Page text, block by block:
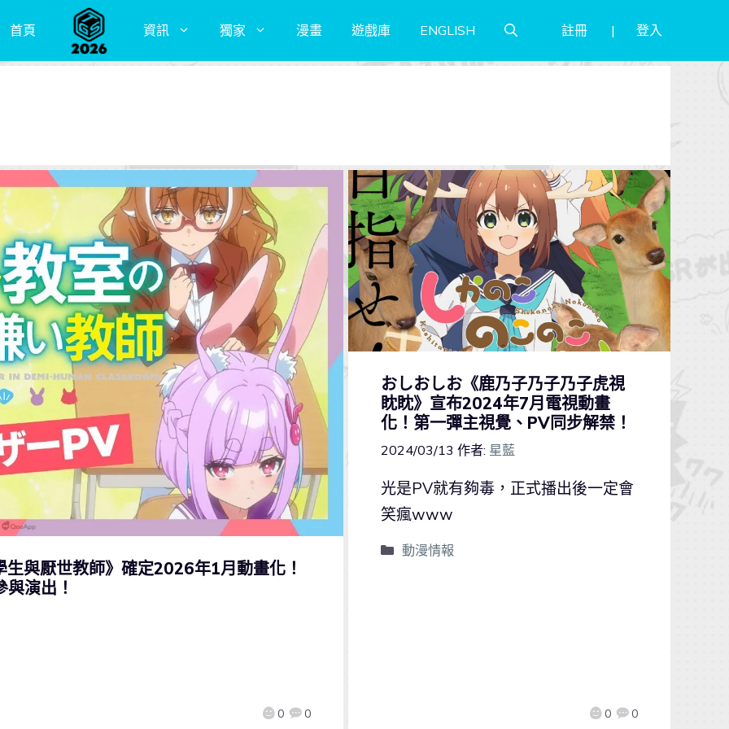
首頁 資訊 獨家 漫畫 遊戲庫 ENGLISH 註冊 登入
與厭世教師》確定2026年1月動畫化！
演出！
0 0
おしおしお《鹿乃子乃子乃子虎視
眈眈》宣布2024年7月電視動畫
化！第一彈主視覺、PV同步解禁！
2024/03/13 作者: 星藍
0 0
光是PV就有夠毒，正式播出後一定會
笑瘋www
動漫情報